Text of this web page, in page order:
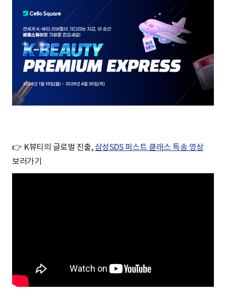
👉 K뷰티의 글로벌 진출, 삼성SDS 퍼스트 클래스 특송 영상
보러가기